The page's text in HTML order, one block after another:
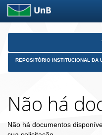
Skip
REPOSITÓRIO INSTITUCIONAL DA
Não há
Não há documentos